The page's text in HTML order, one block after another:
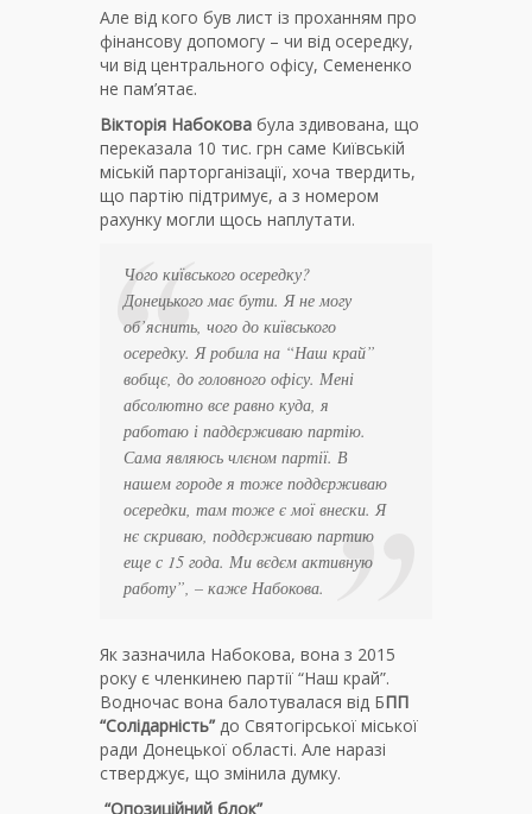
Але від кого був лист із проханням про
фінансову допомогу – чи від осередку,
чи від центрального офісу, Семененко
не пам’ятає.
Вікторія Набокова була здивована, що
переказала 10 тис. грн саме Київській
міській парторганізації, хоча твердить,
що партію підтримує, а з номером
рахунку могли щось наплутати.
Чого київського осередку?
Донецького має бути. Я не могу
об’яснить, чого до київського
осередку. Я робила на “Наш край”
вобщє, до головного офісу. Мені
абсолютно все равно куда, я
работаю і паддєрживаю партію.
Сама являюсь члєном партії. В
нашем городе я тоже поддєрживаю
осередки, там тоже є мої внески. Я
нє скриваю, поддєрживаю партию
еще с 15 года. Ми вєдєм активную
работу”, – каже Набокова.
Як зазначила Набокова, вона з 2015
року є членкинею партії “Наш край”.
Водночас вона балотувалася від БПП
“Солідарність” до Святогірської міської
ради Донецької області. Але наразі
стверджує, що змінила думку.
“Опозиційний блок”